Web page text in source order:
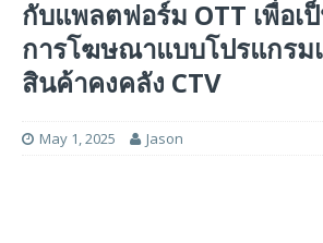
กับแพลตฟอร์ม OTT เพื่อเ
การโฆษณาแบบโปรแกรม
สินค้าคงคลัง CTV
May 1, 2025 Jason